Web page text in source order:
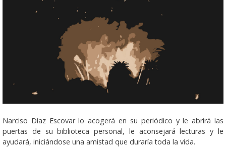
Narciso Díaz Escovar lo acogerá en su periódico y le abrirá las
puertas de su biblioteca personal, le aconsejará lecturas y le
ayudará, iniciándose una amistad que duraría toda la vida.